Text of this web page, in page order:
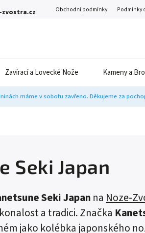
zvostra.cz Obchodní podmínky Podmínky
Zavírací a Lovecké Nože Kameny a
máme v sobotu zavřeno. Děkujeme za
Seki Japan
Seki Japanna Noze-
a tradici. Značka
jako kolébka japonského